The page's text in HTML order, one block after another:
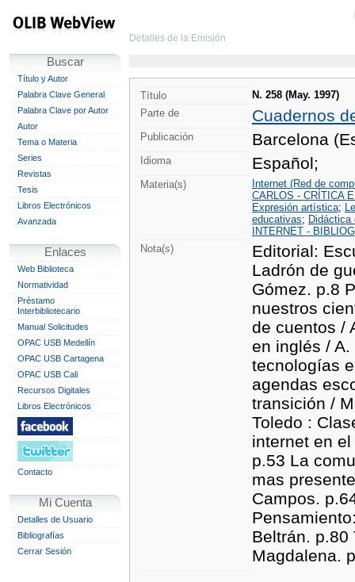
Buscar
Título y Autor
Palabra Clave General
Palabra Clave por Autor
Autor
Tema o Materia
Series
Revistas
Tesis
Libros Electrónicos
Avanzada
Enlaces
Web Biblioteca
Normatividad
Préstamo
Interbibliotecario
Manual Solicitudes
OPAC USB Medellín
OPAC USB Cartagena
OPAC USB Cali
Recursos Digitales
Libros Electrónicos
Contacto
Mi Cuenta
Detalles de Usuario
Bibliografías
Cerrar Sesión
Detalles de la Emisión
Título
N. 258 (May. 1997)
Parte de
Cuadernos
Publicación Barcelona
Idioma Español;
Materia(s)
Internet (Red de
CARLOS - CRÍTICA
Expresión artística;
educativas;
INTERNET -
Nota(s)
Editorial:
Ladrón de
Gómez. p.8
nuestros
de cuentos /
en inglés /
tecnologías
agendas
transición /
Toledo :
internet en
p.53 La
mas
Campos.
Beltrán. p.80
Magdalena.